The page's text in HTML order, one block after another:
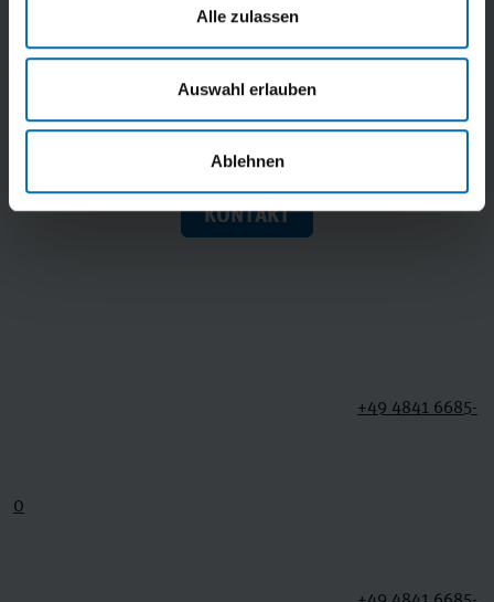
Alle zulassen
Auswahl erlauben
Ablehnen
Wirtschaftsförderungsgesellschaft
Nordfriesland mbH
Schloßstraße 7
25813 Husum
KONTAKT
+49 4841 6685-
0